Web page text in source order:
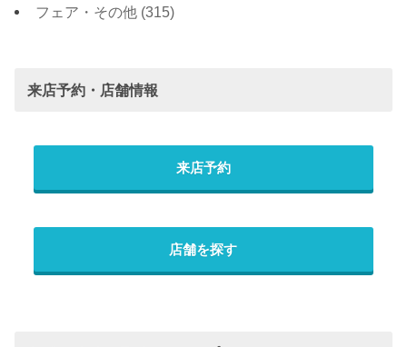
フェア・その他 (315)
来店予約・店舗情報
来店予約
店舗を探す